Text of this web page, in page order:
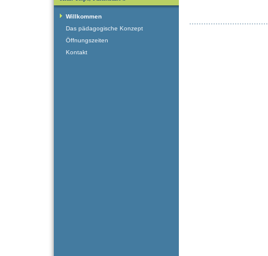
Willkommen
Das pädagogische Konzept
Öffnungszeiten
Kontakt